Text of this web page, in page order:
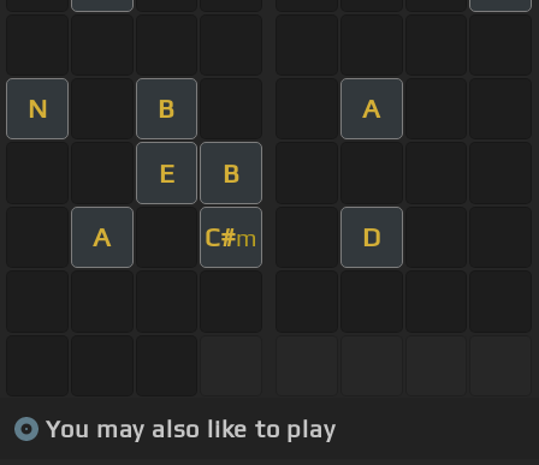
N B A
E B
A C#m D
You may also like to play